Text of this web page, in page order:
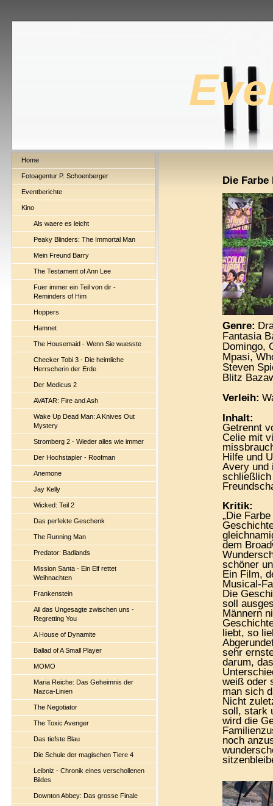
Home
Fotoagentur P. Schoenberger
Eventberichte
Kino
Als waere es leicht
Peaky Blinders: The Immortal Man
Mein Freund Barry
The Testament of Ann Lee
Fuer immer ein Teil von dir -
Reminders of Him
Hoppers
Hamnet
The Housemaid - Wenn Sie wuesste
Checker Tobi 3 - Die heimliche
Herrscherin der Erde
Der Medicus 2
AVATAR: Fire and Ash
Wake Up Dead Man: A Knives Out
Mystery
Stromberg 2 - Wieder alles wie immer
Der Hochstapler - Roofman
Anemone
Jay Kelly
Wicked: Teil 2
Das perfekte Geschenk
The Running Man
Predator: Badlands
Mission Santa - Ein Elf rettet
Weihnachten
Frankenstein
All das Ungesagte zwischen uns -
Regretting You
A House of Dynamite
Ballad of A Small Player
MOMO
Maria Reiche: Das Geheimnis der
Nazca-Linien
The Negotiator
The Toxic Avenger
Das tiefste Blau
Die Schule der magischen Tiere 4
Leibniz - Chronik eines verschollenen
Bildes
Downton Abbey: Das grosse Finale
Die Farbe
Genre:
Fantasia
Domingo,
Mpasi,
Steven
Blitz
Verleih:
Inhalt:
Getrennt
Celie mit
Hilfe und
Avery und
schließlich
Kritik:
„Die
dem
schöner
Ein Film,
Musical-
Die
soll
Männern
liebt, so
sehr
darum,
weiß oder
man sich
Nicht
soll, stark
wird die
noch